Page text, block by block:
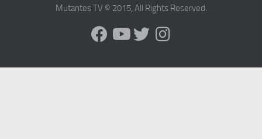
Mutantes TV © 2015, All Rights Reserved.